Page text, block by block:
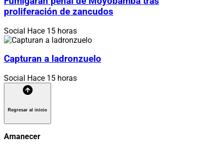
proliferación de zancudos
Social Hace 15 horas
Capturan a ladronzuelo
Social Hace 15 horas
Regresar al inicio
Amanecer